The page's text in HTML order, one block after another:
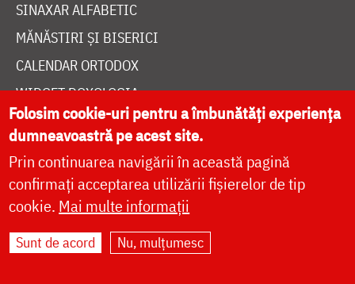
SINAXAR ALFABETIC
MĂNĂSTIRI ȘI BISERICI
CALENDAR ORTODOX
WIDGET DOXOLOGIA
RADIO DOXOLOGIA
DESPRE NOI
POLITICA DE COOKIES
Folosim cookie-uri pentru a îmbunătăți experiența
dumneavoastră pe acest site.
Prin continuarea navigării în această pagină
confirmați acceptarea utilizării fișierelor de tip
cookie. Mai multe informații
Sunt de acord Nu, mulțumesc